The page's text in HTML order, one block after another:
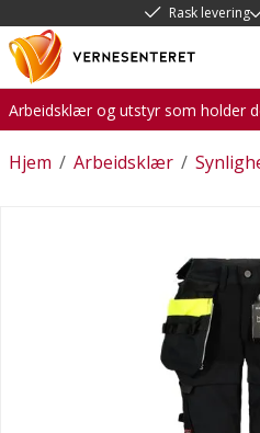
Rask levering
Arbeidsklær og utstyr som holder
/
Hjem /
Arbeidsklær